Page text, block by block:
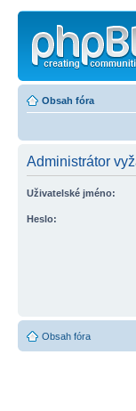
Obsah fóra
Administrátor
Uživatelské jméno:
Heslo:
Obsah fóra